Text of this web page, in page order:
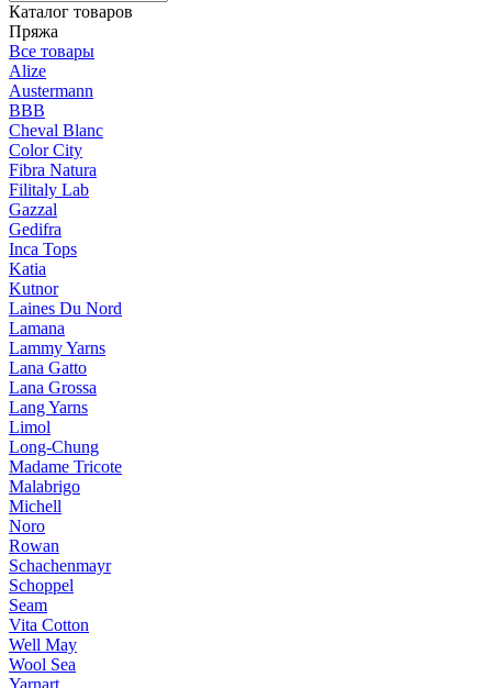
Каталог товаров
Пряжа
Все товары
Alize
Austermann
BBB
Cheval Blanc
Color City
Fibra Natura
Filitaly Lab
Gazzal
Gedifra
Inca Tops
Katia
Kutnor
Laines Du Nord
Lamana
Lammy Yarns
Lana Gatto
Lana Grossa
Lang Yarns
Limol
Long-Chung
Madame Tricote
Malabrigo
Michell
Noro
Rowan
Schachenmayr
Schoppel
Seam
Vita Cotton
Well May
Wool Sea
Yarnart